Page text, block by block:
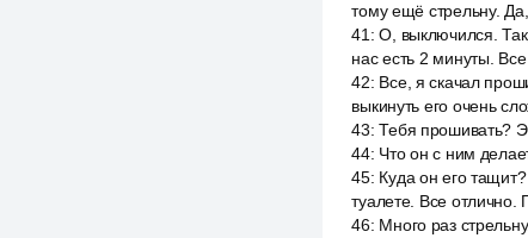
тому ещё стрельну.
41 :О, выключился.
нас есть 2 минуты.
42: Все, я скачал
выкинуть его очень
43:Тебя прошивать?
44: Что он с ним
45: Куда он его
туалете. Все
46: Много раз